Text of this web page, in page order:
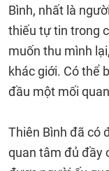
Bình, nhất là
thiếu tự tin trong
muốn thu mình
khác giới. Có thể
đầu một mối
Thiên Bình đã có
quan tâm đủ đầy